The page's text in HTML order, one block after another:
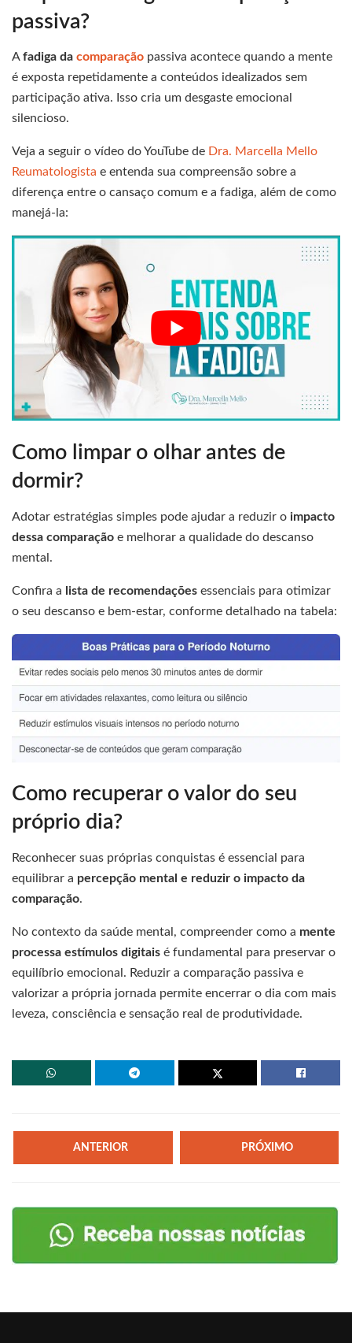
passiva?
Afadiga da comparação passiva acontece quando a mente
é exposta repetidamente a conteúdos idealizados sem
participação ativa. Isso cria um desgaste emocional
silencioso.
Veja a seguir o vídeo do YouTube de Dra. Marcella Mello
Reumatologista e entenda sua compreensão sobre a
diferença entre o cansaço comum e a fadiga, além de como
manejá-la:
Como limpar o olhar antes de
dormir?
Adotar estratégias simples pode ajudar a reduzir o impacto
dessa comparação e melhorar a qualidade do descanso
mental.
Confira a lista de recomendações essenciais para otimizar
o seu descanso e bem-estar, conforme detalhado na tabela:
Como recuperar o valor do seu
próprio dia?
Reconhecer suas próprias conquistas é essencial para
equilibrar a percepção mental e reduzir o impacto da
comparação.
No contexto da saúde mental, compreender como a mente
processa estímulos digitais é fundamental para preservar o
equilíbrio emocional. Reduzir a comparação passiva e
valorizar a própria jornada permite encerrar o dia com mais
leveza, consciência e sensação real de produtividade.
ANTERIOR PRÓXIMO